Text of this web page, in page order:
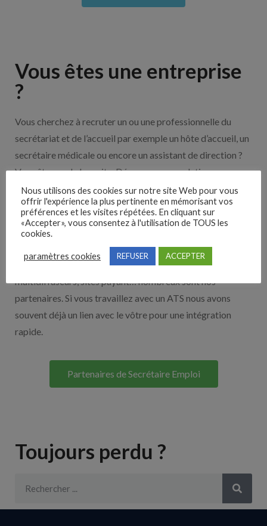
Vous êtes une entreprise
?
Vous cherchez à recruter un ou une professionnelle du
secrétariat et de l’accueil par exemple un hôte d’accueil, un
secrétaire médicale ou encore un assistant de direction ?
Vous êtes sur le bon site. Découvrez nos solutions pour
vous aider à recruter en cliquant sur le bouton ci-dessous.
Découvrez nos partenaires ! Moteurs de recherches,
multidiffuseurs, sites payant… nombreux sont nos
partenaires. Si vous travaillez avec un ATS nous avons
souvent déjà un lien avec le vôtre pour une intégration
rapide.
Partenaires de Secrétaire Emploi
Toujours perdu ?
Nous utilisons des cookies sur notre site Web pour vous
offrir l'expérience la plus pertinente en mémorisant vos
préférences et les visites répétées. En cliquant sur
«Accepter», vous consentez à l'utilisation de TOUS les
cookies.
paramètres cookies REFUSER ACCEPTER